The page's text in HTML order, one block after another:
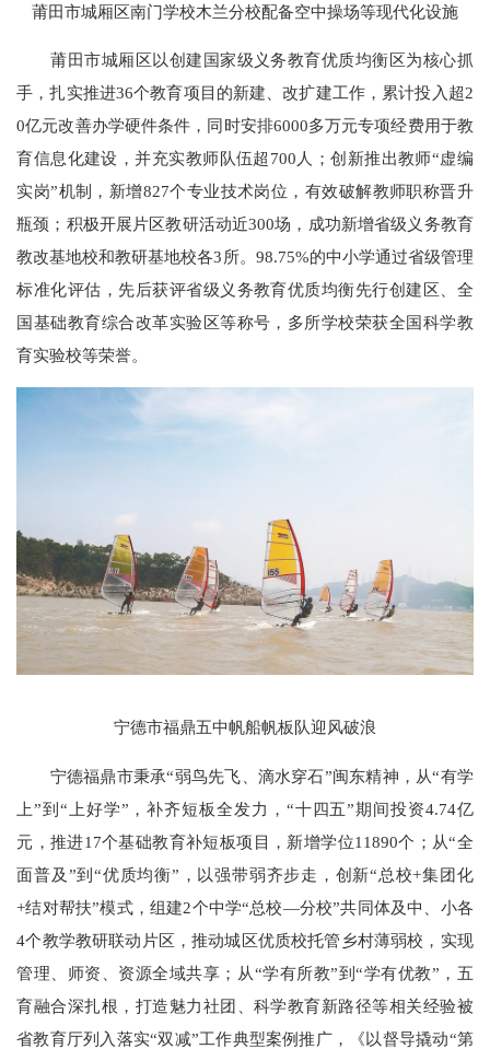
莆田市城厢区南门学校木兰分校配备空中操场等现代化设施
莆田市城厢区以创建国家级义务教育优质均衡区为核心抓
手，扎实推进36个教育项目的新建、改扩建工作，累计投入超2
0亿元改善办学硬件条件，同时安排6000多万元专项经费用于教
育信息化建设，并充实教师队伍超700人；创新推出教师“虚编
实岗”机制，新增827个专业技术岗位，有效破解教师职称晋升
瓶颈；积极开展片区教研活动近300场，成功新增省级义务教育
教改基地校和教研基地校各3所。98.75%的中小学通过省级管理
标准化评估，先后获评省级义务教育优质均衡先行创建区、全
国基础教育综合改革实验区等称号，多所学校荣获全国科学教
育实验校等荣誉。
宁德市福鼎五中帆船帆板队迎风破浪
宁德福鼎市秉承“弱鸟先飞、滴水穿石”闽东精神，从“有学
上”到“上好学”，补齐短板全发力，“十四五”期间投资4.74亿
元，推进17个基础教育补短板项目，新增学位11890个；从“全
面普及”到“优质均衡”，以强带弱齐步走，创新“总校+集团化
+结对帮扶”模式，组建2个中学“总校—分校”共同体及中、小各
4个教学教研联动片区，推动城区优质校托管乡村薄弱校，实现
管理、师资、资源全域共享；从“学有所教”到“学有优教”，五
育融合深扎根，打造魅力社团、科学教育新路径等相关经验被
省教育厅列入落实“双减”工作典型案例推广，《以督导撬动“第